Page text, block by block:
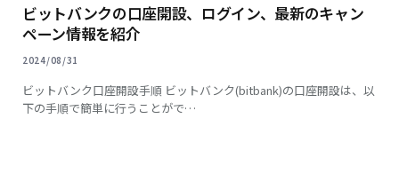
ビットバンクの口座開設、ログイン、最新のキャン
ペーン情報を紹介
2024/08/31
ビットバンク口座開設手順 ビットバンク(bitbank)の口座開設は、以
下の手順で簡単に行うことがで…